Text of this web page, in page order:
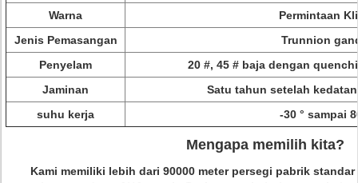
Warna
Permintaan
Jenis Pemasangan
Trunnion
Penyelam
20 #, 45 # baja dengan
Jaminan
Satu tahun setelah
suhu kerja
-30 ° sampai
Mengapa memilih kita?
Kami memiliki lebih dari 90000 meter persegi pabrik